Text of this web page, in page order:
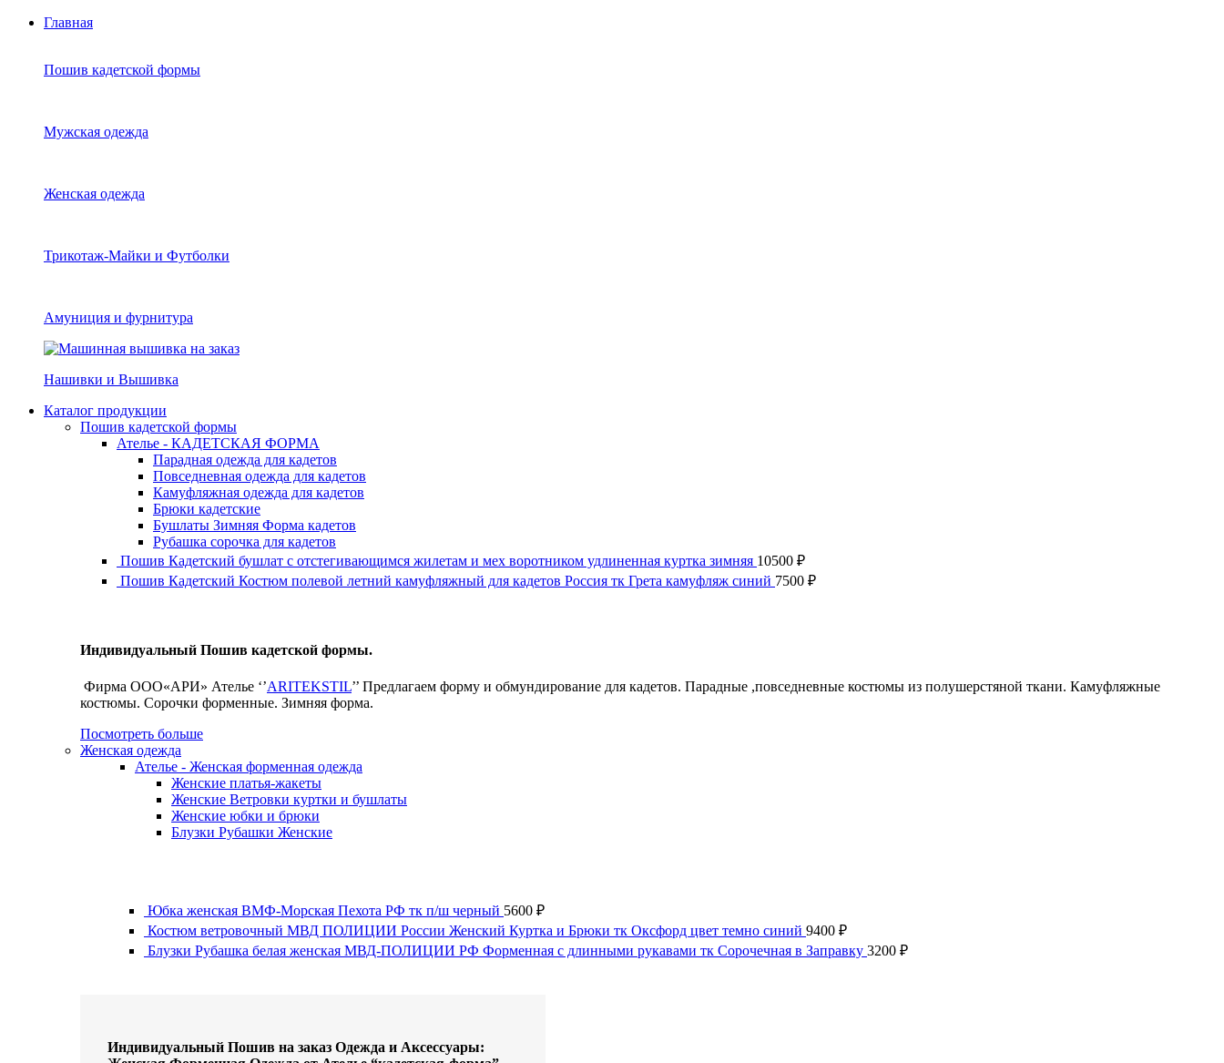
Главная
Пошив кадетской формы
Мужская одежда
Женская одежда
Трикотаж-Майки и Футболки
Амуниция и фурнитура
Нашивки и Вышивка
Каталог продукции
Пошив кадетской формы
Ателье - КАДЕТСКАЯ ФОРМА
Парадная одежда для кадетов
Повседневная одежда для кадетов
Камуфляжная одежда для кадетов
Брюки кадетские
Бушлаты Зимняя Форма кадетов
Рубашка сорочка для кадетов
Пошив Кадетский бушлат с отстегивающимся жилетам и мех воротником удлиненная куртка зимняя 10500 ₽
Пошив Кадетский Костюм полевой летний камуфляжный для кадетов Россия тк Грета камуфляж синий 7500 ₽
Индивидуальный Пошив кадетской формы.
Фирма ООО«АРИ» Ателье ‘’ARITEKSTIL’’ Предлагаем форму и обмундирование для кадетов. Парадные ,повседневные костюмы из полушерстяной ткани. Камуфляжные
костюмы. Сорочки форменные. Зимняя форма.
Посмотреть больше
Женская одежда
Ателье - Женская форменная одежда
Женские платья-жакеты
Женские Ветровки куртки и бушлаты
Женские юбки и брюки
Блузки Рубашки Женские
Юбка женская ВМФ-Морская Пехота РФ тк п/ш черный 5600 ₽
Костюм ветровочный МВД ПОЛИЦИИ России Женский Куртка и Брюки тк Оксфорд цвет темно синий 9400 ₽
Блузки Рубашка белая женская МВД-ПОЛИЦИИ РФ Форменная с длинными рукавами тк Сорочечная в Заправку 3200 ₽
Индивидуальный Пошив на заказ Одежда и Аксессуары: